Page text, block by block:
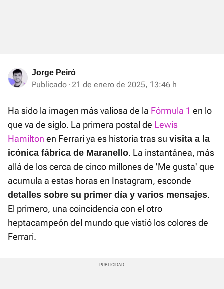
Jorge Peiró
Publicado 21 de enero de 2025, 13:46 h
Ha sido la imagen más valiosa de la Fórmula 1 en lo
que va de siglo. La primera postal de Lewis
Hamilton en Ferrari ya es historia tras su visita a la
icónica fábrica de Maranello. La instantánea, más
allá de los cerca de cinco millones de 'Me gusta' que
acumula a estas horas en Instagram, esconde
detalles sobre su primer día y varios mensajes.
El primero, una coincidencia con el otro
heptacampeón del mundo que vistió los colores de
Ferrari.